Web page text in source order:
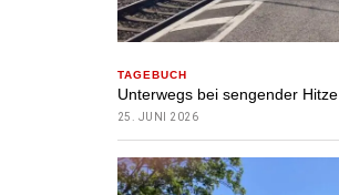
TAGEBUCH
Unterwegs bei sengender Hitze
25. JUNI 2026